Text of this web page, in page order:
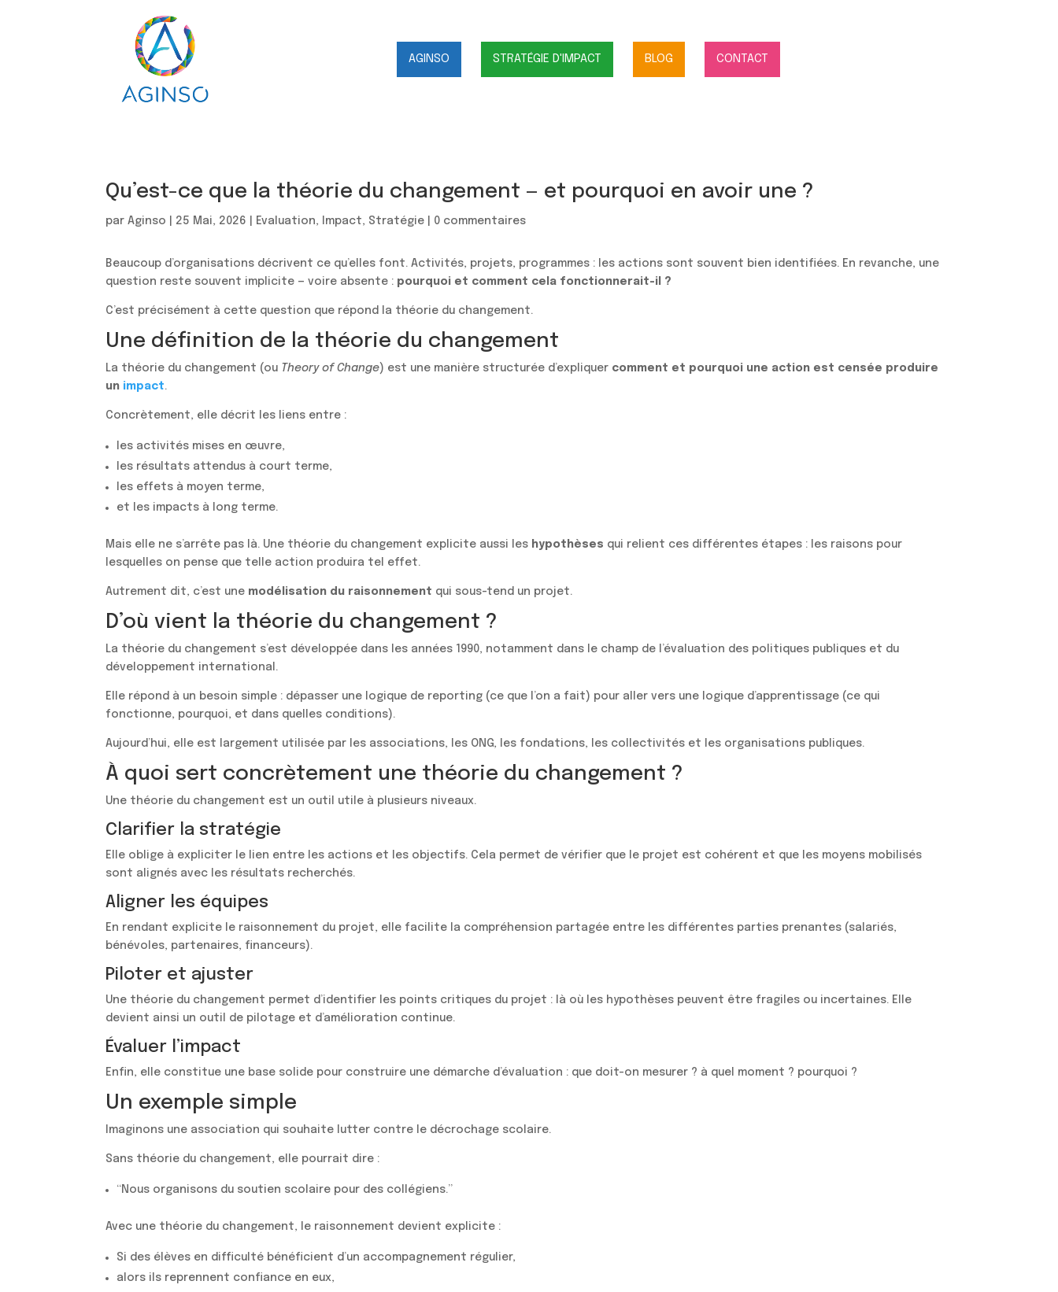
AGINSO STRATÉGIE D'IMPACT BLOG CONTACT
Qu’est-ce que la théorie du changement — et pourquoi en avoir une ?
parAginso 25 Mai, 2026 Evaluation, Impact, Stratégie 0 commentaires
Beaucoup d’organisations décrivent ce qu’elles font. Activités, projets, programmes : les actions sont souvent bien identifiées. En revanche, une
question reste souvent implicite — voire absente : pourquoi et comment cela fonctionnerait-il ?
C’est précisément à cette question que répond la théorie du changement.
Une définition de la théorie du changement
La théorie du changement (ou Theory of Change) est une manière structurée d’expliquer comment et pourquoi une action est censée produire
un impact.
Concrètement, elle décrit les liens entre :
les activités mises en œuvre,
les résultats attendus à court terme,
les effets à moyen terme,
et les impacts à long terme.
Mais elle ne s’arrête pas là. Une théorie du changement explicite aussi les hypothèses qui relient ces différentes étapes : les raisons pour
lesquelles on pense que telle action produira tel effet.
Autrement dit, c’est une modélisation du raisonnement qui sous-tend un projet.
D’où vient la théorie du changement ?
La théorie du changement s’est développée dans les années 1990, notamment dans le champ de l’évaluation des politiques publiques et du
développement international.
Elle répond à un besoin simple : dépasser une logique de reporting (ce que l’on a fait) pour aller vers une logique d’apprentissage (ce qui
fonctionne, pourquoi, et dans quelles conditions).
Aujourd’hui, elle est largement utilisée par les associations, les ONG, les fondations, les collectivités et les organisations publiques.
À quoi sert concrètement une théorie du changement ?
Une théorie du changement est un outil utile à plusieurs niveaux.
Clarifier la stratégie
Elle oblige à expliciter le lien entre les actions et les objectifs. Cela permet de vérifier que le projet est cohérent et que les moyens mobilisés
sont alignés avec les résultats recherchés.
Aligner les équipes
En rendant explicite le raisonnement du projet, elle facilite la compréhension partagée entre les différentes parties prenantes (salariés,
bénévoles, partenaires, financeurs).
Piloter et ajuster
Une théorie du changement permet d’identifier les points critiques du projet : là où les hypothèses peuvent être fragiles ou incertaines. Elle
devient ainsi un outil de pilotage et d’amélioration continue.
Évaluer l’impact
Enfin, elle constitue une base solide pour construire une démarche d’évaluation : que doit-on mesurer ? à quel moment ? pourquoi ?
Un exemple simple
Imaginons une association qui souhaite lutter contre le décrochage scolaire.
Sans théorie du changement, elle pourrait dire :
“Nous organisons du soutien scolaire pour des collégiens.”
Avec une théorie du changement, le raisonnement devient explicite :
Si des élèves en difficulté bénéficient d’un accompagnement régulier,
alors ils reprennent confiance en eux,